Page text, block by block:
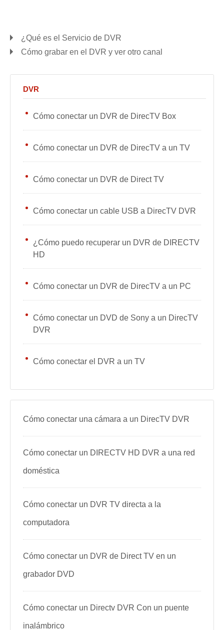
¿Qué es el Servicio de DVR
Cómo grabar en el DVR y ver otro canal
DVR
Cómo conectar un DVR de DirecTV Box
Cómo conectar un DVR de DirecTV a un TV
Cómo conectar un DVR de Direct TV
Cómo conectar un cable USB a DirecTV DVR
¿Cómo puedo recuperar un DVR de DIRECTV
HD
Cómo conectar un DVR de DirecTV a un PC
Cómo conectar un DVD de Sony a un DirecTV
DVR
Cómo conectar el DVR a un TV
Cómo conectar una cámara a un DirecTV DVR
Cómo conectar un DIRECTV HD DVR a una red
doméstica
Cómo conectar un DVR TV directa a la
computadora
Cómo conectar un DVR de Direct TV en un
grabador DVD
Cómo conectar un Directv DVR Con un puente
inalámbrico